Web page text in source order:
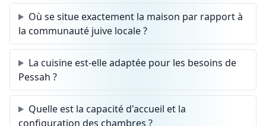
Où se situe exactement la maison par rapport à
la communauté juive locale ?
La cuisine est-elle adaptée pour les besoins de
Pessah ?
Quelle est la capacité d'accueil et la
configuration des chambres ?